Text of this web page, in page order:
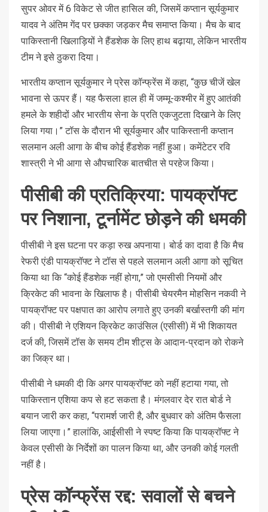
सुपर ओवर में 6 विकेट से जीत हासिल की, जिसमें कप्तान सूर्यकुमार
यादव ने अंतिम गेंद पर छक्का जड़कर मैच समाप्त किया। मैच के बाद
पाकिस्तानी खिलाड़ियों ने हैंडशेक के लिए हाथ बढ़ाया, लेकिन भारतीय
टीम ने इसे ठुकरा दिया।
भारतीय कप्तान सूर्यकुमार ने प्रेस कॉन्फ्रेंस में कहा, “कुछ चीजें खेल
भावना से ऊपर हैं। यह फैसला हाल ही में जम्मू-कश्मीर में हुए आतंकी
हमले के शहीदों और भारतीय सेना के प्रति एकजुटता दिखाने के लिए
लिया गया।” टॉस के दौरान भी सूर्यकुमार और पाकिस्तानी कप्तान
सलमान अली आगा के बीच कोई हैंडशेक नहीं हुआ। कमेंटेटर रवि
शास्त्री ने भी आगा से औपचारिक बातचीत से परहेज किया।
पीसीबी की प्रतिक्रिया: पायक्रॉफ्ट
पर निशाना, टूर्नामेंट छोड़ने की धमकी
पीसीबी ने इस घटना पर कड़ा रुख अपनाया। बोर्ड का दावा है कि मैच
रेफरी एंडी पायक्रॉफ्ट ने टॉस से पहले सलमान अली आगा को सूचित
किया था कि “कोई हैंडशेक नहीं होगा,” जो एमसीसी नियमों और
क्रिकेट की भावना के खिलाफ है। पीसीबी चेयरमैन मोहसिन नकवी ने
पायक्रॉफ्ट पर पक्षपात का आरोप लगाते हुए उनकी बर्खास्तगी की मांग
की। पीसीबी ने एशियन क्रिकेट काउंसिल (एसीसी) में भी शिकायत
दर्ज की, जिसमें टॉस के समय टीम शीट्स के आदान-प्रदान को रोकने
का जिक्र था।
पीसीबी ने धमकी दी कि अगर पायक्रॉफ्ट को नहीं हटाया गया, तो
पाकिस्तान एशिया कप से हट सकता है। मंगलवार देर रात बोर्ड ने
बयान जारी कर कहा, “परामर्श जारी है, और बुधवार को अंतिम फैसला
लिया जाएगा।” हालांकि, आईसीसी ने स्पष्ट किया कि पायक्रॉफ्ट ने
केवल एसीसी के निर्देशों का पालन किया था, और उनकी कोई गलती
नहीं है।
प्रेस कॉन्फ्रेंस रद्द: सवालों से बचने